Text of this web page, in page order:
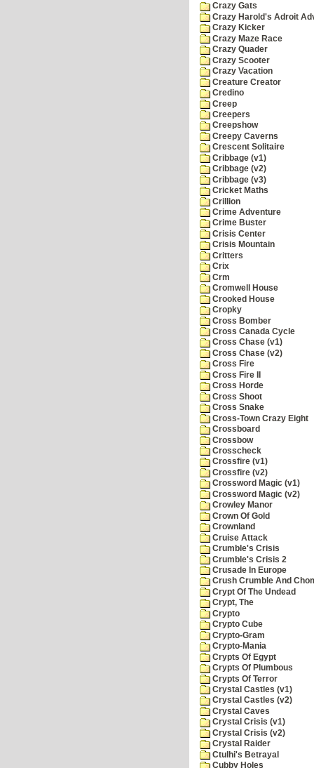
Crazy Gats
Crazy Harold's Adroit
Crazy Kicker
Crazy Maze Race
Crazy Quader
Crazy Scooter
Crazy Vacation
Creature Creator
Credino
Creep
Creepers
Creepshow
Creepy Caverns
Crescent Solitaire
Cribbage (v1)
Cribbage (v2)
Cribbage (v3)
Cricket Maths
Crillion
Crime Adventure
Crime Buster
Crisis Center
Crisis Mountain
Critters
Crix
Crm
Cromwell House
Crooked House
Cropky
Cross Bomber
Cross Canada Cycle
Cross Chase (v1)
Cross Chase (v2)
Cross Fire
Cross Fire II
Cross Horde
Cross Shoot
Cross Snake
Cross-Town Crazy Eight
Crossboard
Crossbow
Crosscheck
Crossfire (v1)
Crossfire (v2)
Crossword Magic (v1)
Crossword Magic (v2)
Crowley Manor
Crown Of Gold
Crownland
Cruise Attack
Crumble's Crisis
Crumble's Crisis 2
Crusade In Europe
Crush Crumble And
Crypt Of The Undead
Crypt, The
Crypto
Crypto Cube
Crypto-Gram
Crypto-Mania
Crypts Of Egypt
Crypts Of Plumbous
Crypts Of Terror
Crystal Castles (v1)
Crystal Castles (v2)
Crystal Caves
Crystal Crisis (v1)
Crystal Crisis (v2)
Crystal Raider
Ctulhi's Betrayal
Cubby Holes